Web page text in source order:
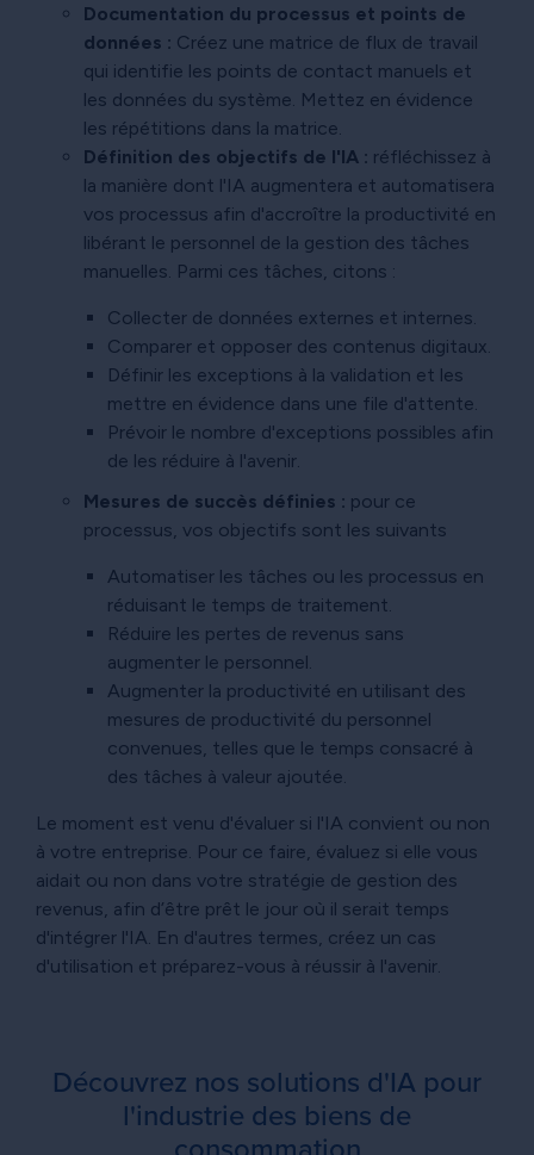
Documentation du processus et points de
données : Créez une matrice de flux de travail
qui identifie les points de contact manuels et
les données du système. Mettez en évidence
les répétitions dans la matrice.
Définition des objectifs de l'IA : réfléchissez à
la manière dont l'IA augmentera et automatisera
vos processus afin d'accroître la productivité en
libérant le personnel de la gestion des tâches
manuelles. Parmi ces tâches, citons :
Collecter de données externes et internes.
Comparer et opposer des contenus digitaux.
Définir les exceptions à la validation et les
mettre en évidence dans une file d'attente.
Prévoir le nombre d'exceptions possibles afin
de les réduire à l'avenir.
Mesures de succès définies : pour ce
processus, vos objectifs sont les suivants
Automatiser les tâches ou les processus en
réduisant le temps de traitement.
Réduire les pertes de revenus sans
augmenter le personnel.
Augmenter la productivité en utilisant des
mesures de productivité du personnel
convenues, telles que le temps consacré à
des tâches à valeur ajoutée.
Le moment est venu d'évaluer si l'IA convient ou non
à votre entreprise. Pour ce faire, évaluez si elle vous
aidait ou non dans votre stratégie de gestion des
revenus, afin d’être prêt le jour où il serait temps
d'intégrer l'IA. En d'autres termes, créez un cas
d'utilisation et préparez-vous à réussir à l'avenir.
Découvrez nos solutions d'IA pour
l'industrie des biens de